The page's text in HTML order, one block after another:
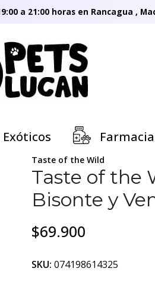
a 21:00 horas en Rancagua ,
Farmacia
Taste of the Wild
Taste of the
Bisonte y
$69.900
SKU: 074198614325